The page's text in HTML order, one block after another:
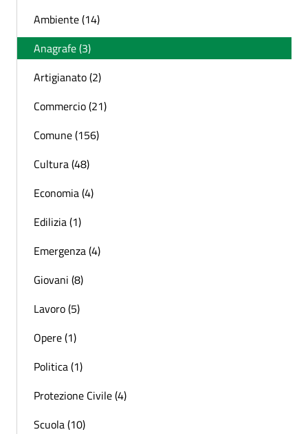
Ambiente (14)
Anagrafe (3)
Artigianato (2)
Commercio (21)
Comune (156)
Cultura (48)
Economia (4)
Edilizia (1)
Emergenza (4)
Giovani (8)
Lavoro (5)
Opere (1)
Politica (1)
Protezione Civile (4)
Scuola (10)